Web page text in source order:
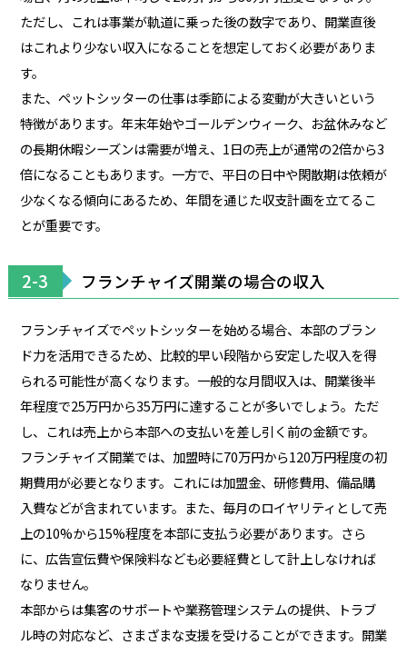
ただし、これは事業が軌道に乗った後の数字であり、開業直後
はこれより少ない収入になることを想定しておく必要がありま
す。
また、ペットシッターの仕事は季節による変動が大きいという
特徴があります。年末年始やゴールデンウィーク、お盆休みなど
の長期休暇シーズンは需要が増え、1日の売上が通常の2倍から3
倍になることもあります。一方で、平日の日中や閑散期は依頼が
少なくなる傾向にあるため、年間を通じた収支計画を立てるこ
とが重要です。
2-3 フランチャイズ開業の場合の収入
フランチャイズでペットシッターを始める場合、本部のブラン
ド力を活用できるため、比較的早い段階から安定した収入を得
られる可能性が高くなります。一般的な月間収入は、開業後半
年程度で25万円から35万円に達することが多いでしょう。ただ
し、これは売上から本部への支払いを差し引く前の金額です。
フランチャイズ開業では、加盟時に70万円から120万円程度の初
期費用が必要となります。これには加盟金、研修費用、備品購
入費などが含まれています。また、毎月のロイヤリティとして売
上の10%から15%程度を本部に支払う必要があります。さら
に、広告宣伝費や保険料なども必要経費として計上しなければ
なりません。
本部からは集客のサポートや業務管理システムの提供、トラブ
ル時の対応など、さまざまな支援を受けることができます。開業